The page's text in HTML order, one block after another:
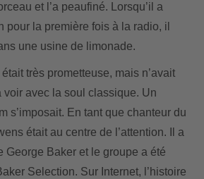
et l’a peaufiné. Lorsqu’il a
pour la première fois à la radio, il
une usine de limonade.
très prometteuse, mais n’avait
voir avec la soul classique. Un
s’imposait. En tant que chanteur du
était au centre de l’attention. Il a
George Baker et le groupe a été
Selection. Sur Internet, l’histoire